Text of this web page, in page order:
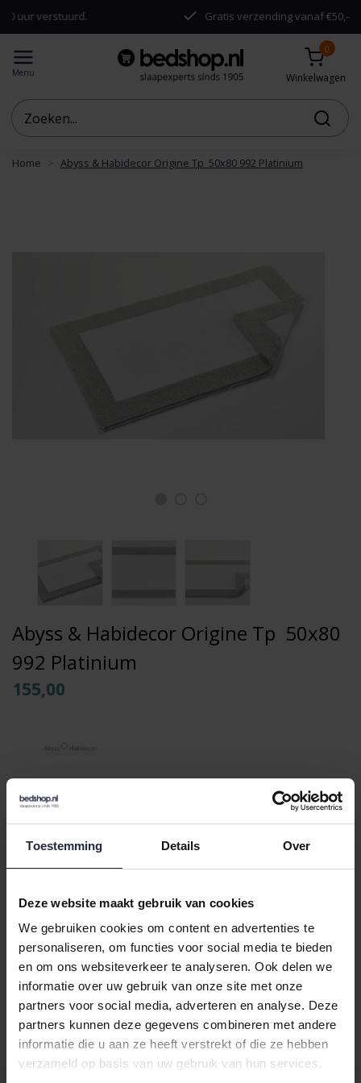
Toestemming Details Over
Deze website maakt gebruik van cookies
We gebruiken cookies om content en advertenties te
personaliseren, om functies voor social media te bieden
en om ons websiteverkeer te analyseren. Ook delen we
informatie over uw gebruik van onze site met onze
partners voor social media, adverteren en analyse. Deze
partners kunnen deze gegevens combineren met andere
informatie die u aan ze heeft verstrekt of die ze hebben
verzameld op basis van uw gebruik van hun services.
verstuurd. Gratis verzending vanaf €50,-
Menu
0
Winkelwagen
Home Abyss & Habidecor Origine Tp 50x80 992 Platinium
Abyss & Habidecor Origine Tp 50x80
992 Platinium
155,00
Varianten:platinium
In de winkelwagen
Binnen 24 uur verstuurd
Gratis retourneren vanaf €100,-
Achteraf betalen mogelijk